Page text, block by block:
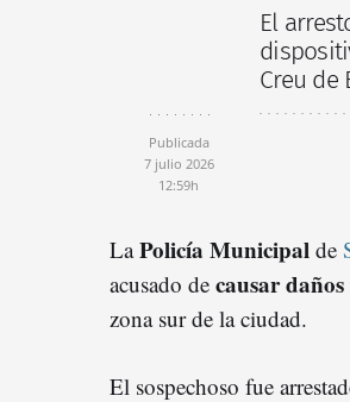
El
Creu de
Publicada
7 julio 2026
12:59h
LaPolicía Municipal de
acusado de causar
zona sur de la ciudad.
El sospechoso fue